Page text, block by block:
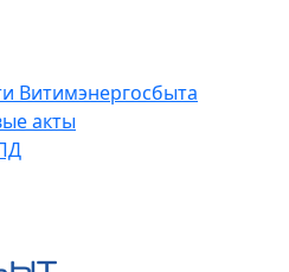
Витимэнергосбыта
акты